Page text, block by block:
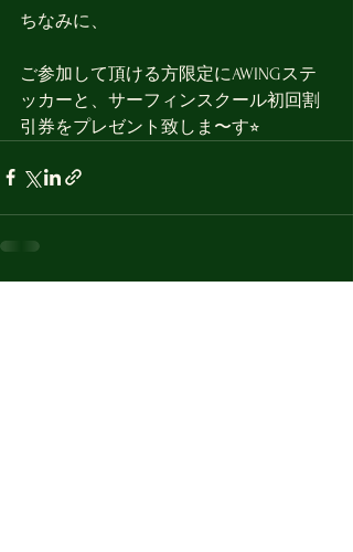
ちなみに、
ご参加して頂ける方限定にAWINGステ
ッカーと、サーフィンスクール初回割
引券をプレゼント致しま〜す⭐︎